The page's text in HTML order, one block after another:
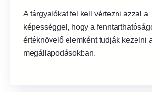
A tárgyalókat fel kell vértezni azzal a
képességgel, hogy a
értéknövelő elemként tudják kezelni a
megállapodásokban.